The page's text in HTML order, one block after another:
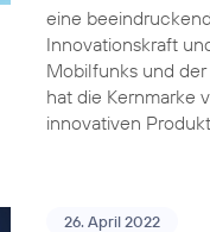
eine
Innovationskraft
Mobilfunks und
hat die Kernmarke
innovativen
26. April 2022